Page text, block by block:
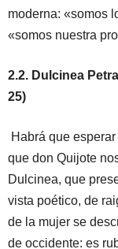
moderna: «somos
«somos nuestra
2.2. Dulcinea
25)
Habrá que
que don Quijote
Dulcinea, que
vista poético, de
de la mujer se
de occidente: es